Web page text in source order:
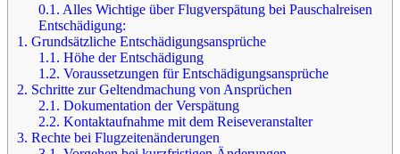
0.1. Alles Wichtige über Flugverspätung bei Pauschalreisen
Entschädigung:
1. Grundsätzliche Entschädigungsansprüche
1.1. Höhe der Entschädigung
1.2. Voraussetzungen für Entschädigungsansprüche
2. Schritte zur Geltendmachung von Ansprüchen
2.1. Dokumentation der Verspätung
2.2. Kontaktaufnahme mit dem Reiseveranstalter
3. Rechte bei Flugzeitenänderungen